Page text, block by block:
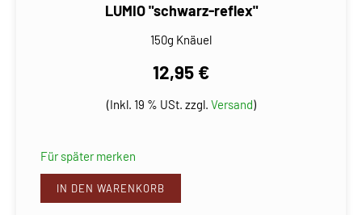
LUMIO "schwarz-reflex"
150g Knäuel
12,95 €
(Inkl. 19 % USt. zzgl. Versand)
Für später merken
IN DEN WARENKORB